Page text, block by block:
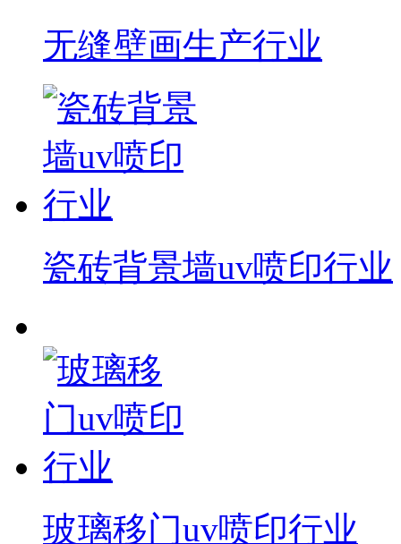
无缝壁画生产行业
瓷砖背景墙uv喷印行业
玻璃移门uv喷印行业